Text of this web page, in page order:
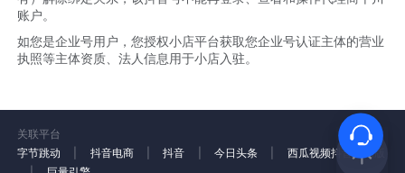
账户。
如您是企业号用户，您授权小店平台获取您企业号认证主体的营业
执照等主体资质、法人信息用于小店入驻。
关联平台
字节跳动
抖音电商 抖音 今日头条 西瓜视频抖音火山版